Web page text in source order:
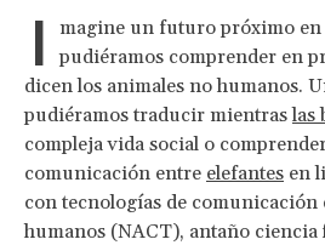
I
magine un futuro próximo en
pudiéramos comprender en
dicen los animales no humanos.
pudiéramos traducir mientraslas
compleja vida social o
comunicación entre elefantes en
con tecnologías de comunicación
humanos (NACT), antaño